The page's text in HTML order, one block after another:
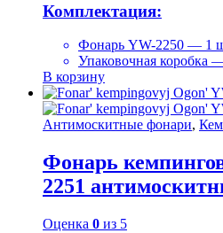
Комплектация:
Фонарь YW-2250 — 1
Упаковочная коробка
В корзину
Антимоскитные фонари,
Фонарь
2251
Оценка 0 из 5